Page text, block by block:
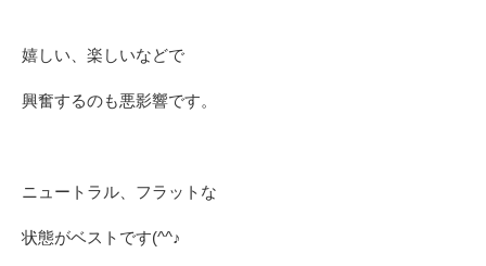
嬉しい、楽しいなどで
興奮するのも悪影響です。
ニュートラル、フラットな
状態がベストです(^^♪